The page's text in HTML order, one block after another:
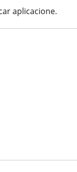
aplicacione.